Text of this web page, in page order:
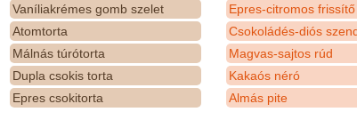
Vaníliakrémes gomb szelet
Atomtorta
Málnás túrótorta
Dupla csokis torta
Epres csokitorta
Epres-citromos frissítő
Csokoládés-diós
Magvas-sajtos rúd
Kakaós néró
Almás pite